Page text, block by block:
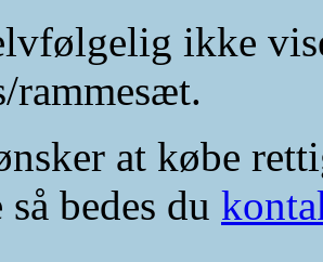
ikke
rammesæt.
at købe
bedes du